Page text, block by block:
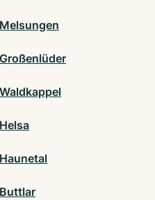
Melsungen
Großenlüder
Waldkappel
Helsa
Haunetal
Buttlar